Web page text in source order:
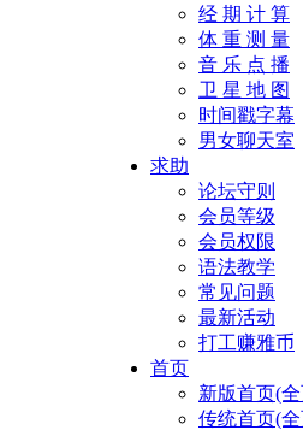
经 期 计 算
体 重 测 量
音 乐 点 播
卫 星 地 图
时间戳字幕
男女聊天室
求助
论坛守则
会员等级
会员权限
语法教学
常见问题
最新活动
打工赚雅币
首页
新版首页(
传统首页(